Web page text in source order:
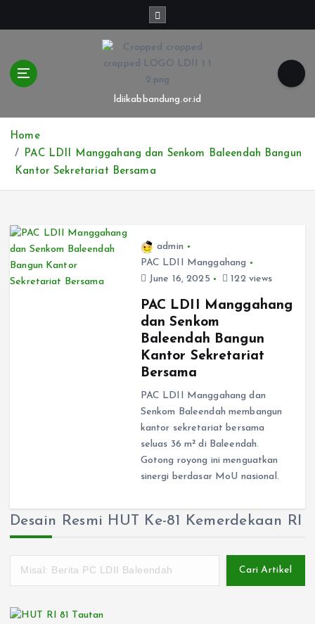
o
ldiikabbandung.or.id
Home
PAC LDII Manggahang dan Senkom Baleendah Bangun
Kantor Sekretariat Bersama
admin
PAC LDII Manggahang
June 16, 2025
122 views
PAC LDII Manggahang
dan Senkom
Baleendah Bangun
Kantor Sekretariat
Bersama
PAC LDII Manggahang dan
Senkom Baleendah membangun
kantor sekretariat bersama
seluas 36 m² di Baleendah.
Gotong royong ini menguatkan
sinergi berdasar MoU nasional.
Desain Resmi HUT Ke-81 Kemerdekaan RI
Cari Artikel